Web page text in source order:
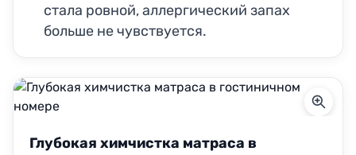
стала ровной, аллергический запах
больше не чувствуется.
Глубокая химчистка матраса в